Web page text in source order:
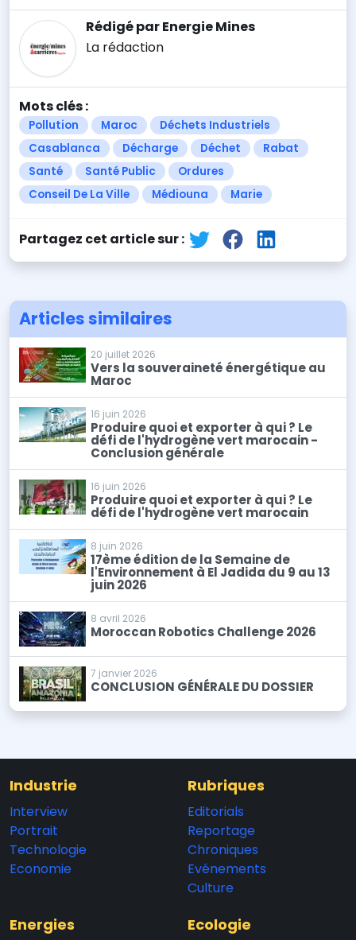
Rédigé par Energie Mines
La rédaction
Mots clés :
Pollution Maroc
Déchets Industriels
Casablanca
Décharge Déchet
Rabat
Santé
Santé Public
Ordures
Conseil De La Ville
Médiouna Marie
Partagez cet article sur :
Articles similaires
20 juillet 2026
Vers la souveraineté énergétique au
Maroc
16 juin 2026
Produire quoi et exporter à qui ? Le
défi de l'hydrogène vert marocain -
Conclusion générale
16 juin 2026
Produire quoi et exporter à qui ? Le
défi de l'hydrogène vert marocain
8 juin 2026
17ème édition de la Semaine de
l'Environnement à El Jadida du 9 au 13
juin 2026
8 avril 2026
Moroccan Robotics Challenge 2026
7 janvier 2026
CONCLUSION GÉNÉRALE DU DOSSIER
Industrie
Interview
Portrait
Technologie
Economie
Rubriques
Editorials
Reportage
Chroniques
Evénements
Culture
Energies Ecologie